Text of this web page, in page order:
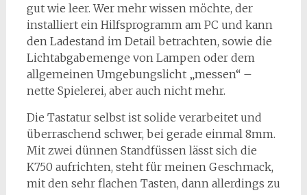
gut wie leer. Wer mehr wissen möchte, der
installiert ein Hilfsprogramm am PC und kann
den Ladestand im Detail betrachten, sowie die
Lichtabgabemenge von Lampen oder dem
allgemeinen Umgebungslicht „messen“ –
nette Spielerei, aber auch nicht mehr.
Die Tastatur selbst ist solide verarbeitet und
überraschend schwer, bei gerade einmal 8mm.
Mit zwei dünnen Standfüssen lässt sich die
K750 aufrichten, steht für meinen Geschmack,
mit den sehr flachen Tasten, dann allerdings zu